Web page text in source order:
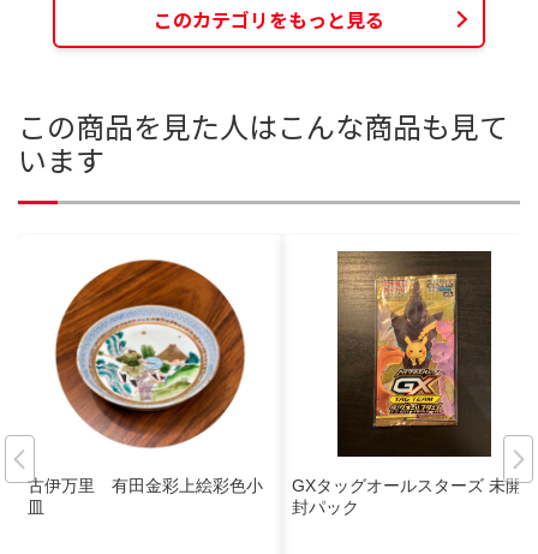
このカテゴリをもっと見る
この商品を見た人はこんな商品も見て
います
古伊万里 有田金彩上絵彩色小
皿
GXタッグオールスターズ 未開
封パック